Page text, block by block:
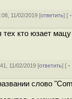
11/02/2019 [ответить] [
тех кто юзает
11/02/2019 [ответить] [
слово